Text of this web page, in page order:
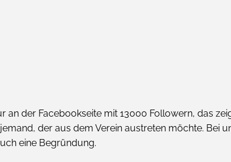
an der Facebookseite mit 13000 Followern, das
der aus dem Verein austreten möchte. Bei
eine Begründung.